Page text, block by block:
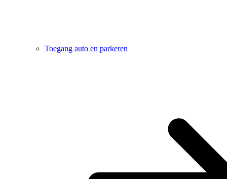
Toegang auto en parkeren